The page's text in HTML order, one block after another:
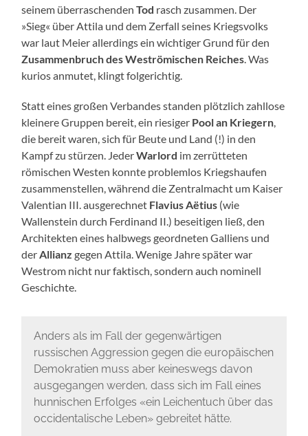
seinem überraschendenTod rasch zusammen. Der
»Sieg« über Attila und dem Zerfall seines Kriegsvolks
war laut Meier allerdings ein wichtiger Grund für den
Zusammenbruch des Weströmischen Reiches . Was
kurios anmutet, klingt folgerichtig.
Statt eines großen Verbandes standen plötzlich zahllose
kleinere Gruppen bereit, ein riesiger Pool an Kriegern
die bereit waren, sich für Beute und Land (!) in den
Kampf zu stürzen. JederWarlord im zerrütteten
römischen Westen konnte problemlos Kriegshaufen
zusammenstellen, während die Zentralmacht um Kaiser
Valentian III. ausgerechnet Flavius Aëtius (wie
Wallenstein durch Ferdinand II.) beseitigen ließ, den
Architekten eines halbwegs geordneten Galliens und
der Allianzgegen Attila. Wenige Jahre später war
Westrom nicht nur faktisch, sondern auch nominell
Geschichte.
Anders als im Fall der gegenwärtigen
russischen Aggression gegen die europäischen
Demokratien muss aber keineswegs davon
ausgegangen werden, dass sich im Fall eines
hunnischen Erfolges «ein Leichentuch über das
occidentalische Leben» gebreitet hätte.